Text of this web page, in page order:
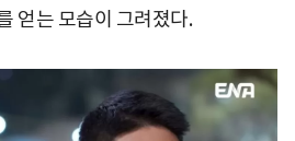
얻는 모습이 그려졌다.